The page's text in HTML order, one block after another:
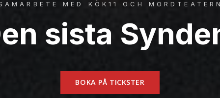
MED KÖK11 OCH
sista
BOKA PÅ TICKSTER